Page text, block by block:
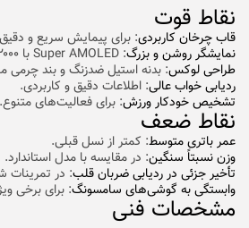
نقاط قوت
قاب چرخان کاربردی: برای پیمایش سریع و
نمایشگر روشن و بزرگ: Super AMOLED با ۲۰۰۰ نیت روشنایی.
طراحی لوکس: بدنه استیل ضدزنگ و بند چرمی
ردیابی خواب عالی: اطلاعات دقیق و کاربردی.
تشخیص خودکار ورزش: برای فعالیت‌های متنوع.
نقاط ضعف
عمر باتری متوسط: کمتر از نسل قبلی.
وزن نسبتاً سنگین: در مقایسه با مدل استاندارد.
تأخیر جزئی در ردیابی ضربان قلب: در تمرینات
وابستگی به گوشی‌های سامسونگ: برای برخی
مشخصات فنی